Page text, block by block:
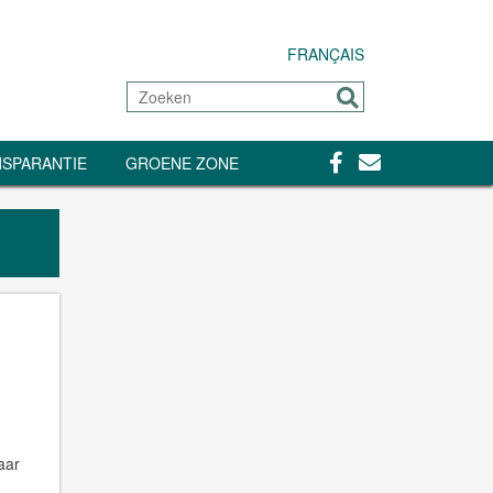
FRANÇAIS
Zoeken
Sturen
GROENE ZONE Facebook
Contact